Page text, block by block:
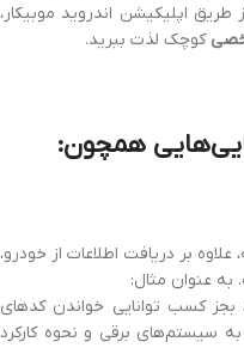
اپلیکیشن اندروید موبیکار،
کوچک لذت ببرید.
همچون:
بر دریافت اطلاعات از خودرو،
به عنوان مثال:
بجز کسب توانایی خواندن کدهای
به سیستم‌های برقی و نحوه کارکرد